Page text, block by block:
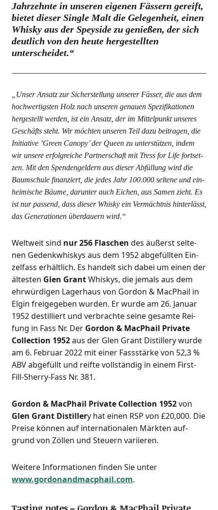
Jahr­zehn­te in unse­ren eige­nen Fäs­sern gereift,
bie­tet die­ser Sin­gle Malt die Gele­gen­heit, einen
Whis­ky aus der Spey­si­de zu genie­ßen, der sich
deut­lich von den heu­te her­ge­stell­ten
unterscheidet.“
„Unser Ansatz zur Sicher­stel­lung unse­rer Fäs­ser, die aus dem
hoch­wer­tigs­ten Holz nach unse­ren genau­en Spe­zi­fi­ka­tio­nen
her­ge­stellt wer­den, ist ein Ansatz, der im Mit­tel­punkt unse­res
Geschäfts steht. Wir möch­ten unse­ren Teil dazu bei­tra­gen, die
Initia­ti­ve ’Green Cano­py’ der Queen zu unter­stüt­zen, indem
wir unse­re erfolg­rei­che Part­ner­schaft mit Tress for Life fort­set­
zen. Mit den Spen­den­gel­dern aus die­ser Abfül­lung wird die
Baum­schu­le finan­ziert, die jedes Jahr 100.000 sel­te­ne und ein­
hei­mi­sche Bäu­me, dar­un­ter auch Eichen, aus Samen zieht. Es
ist nur pas­send, dass die­ser Whis­ky ein Ver­mächt­nis hin­ter­lässt,
das Gene­ra­tio­nen über­dau­ern wird.“
Welt­weit sind nur 256 Fla­schen des äußerst sel­te­
nen Gedenk­whis­kys aus dem 1952 abge­füll­ten Ein­
zel­fass erhält­lich. Es han­delt sich dabei um einen der
ältes­ten Glen GrantWhis­kys, die jemals aus dem
ehr­wür­di­gen Lager­haus von Gor­don & MacPhail in
Elgin frei­ge­ge­ben wur­den. Er wur­de am 26. Janu­ar
1952 destil­liert und ver­brach­te sei­ne gesam­te Rei­
fung in Fass Nr. Der Gor­don & MacPhail Pri­va­te
Coll­ec­tion 1952aus der Glen Grant Distil­lery wur­de
am 6. Febru­ar 2022 mit einer Fass­stär­ke von 52,3 %
ABV abge­füllt und reif­te voll­stän­dig in einem First-
Fill-Sher­ry-Fass Nr. 381.
Gor­don & MacPhail Pri­va­te Coll­ec­tion 1952von
Glen Grant Distil­lery hat einen RSP von £20,000. Die
Prei­se kön­nen auf inter­na­tio­na­len Märk­ten auf­
grund von Zöl­len und Steu­ern variieren.
Wei­te­re Infor­ma­tio­nen fin­den Sie unter
www.gordonandmacphail.com.